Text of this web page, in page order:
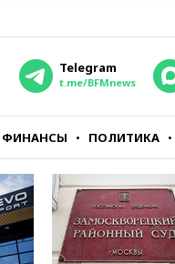
Telegram
t.me/BFMnews
ФИНАНСЫ ПОЛИТИКА